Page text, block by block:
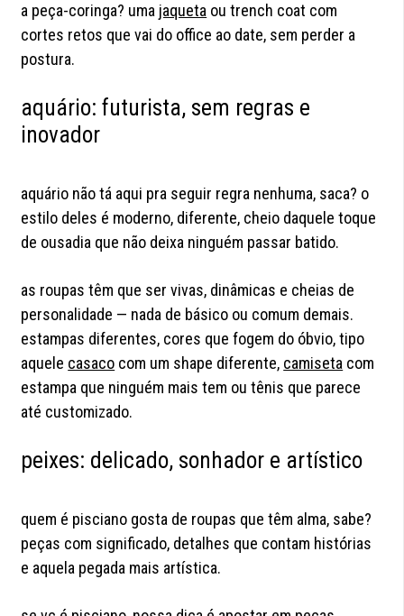
a peça-coringa? uma jaqueta ou trench coat com
cortes retos que vai do office ao date, sem perder a
postura.
aquário: futurista, sem regras e
inovador
aquário não tá aqui pra seguir regra nenhuma, saca? o
estilo deles é moderno, diferente, cheio daquele toque
de ousadia que não deixa ninguém passar batido.
as roupas têm que ser vivas, dinâmicas e cheias de
personalidade — nada de básico ou comum demais.
estampas diferentes, cores que fogem do óbvio, tipo
aquele casaco com um shape diferente, camiseta com
estampa que ninguém mais tem ou tênis que parece
até customizado.
peixes: delicado, sonhador e artístico
quem é pisciano gosta de roupas que têm alma, sabe?
peças com significado, detalhes que contam histórias
e aquela pegada mais artística.